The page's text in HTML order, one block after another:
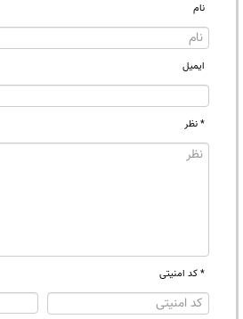
نام
ایمیل
* نظر
* کد امنیتی